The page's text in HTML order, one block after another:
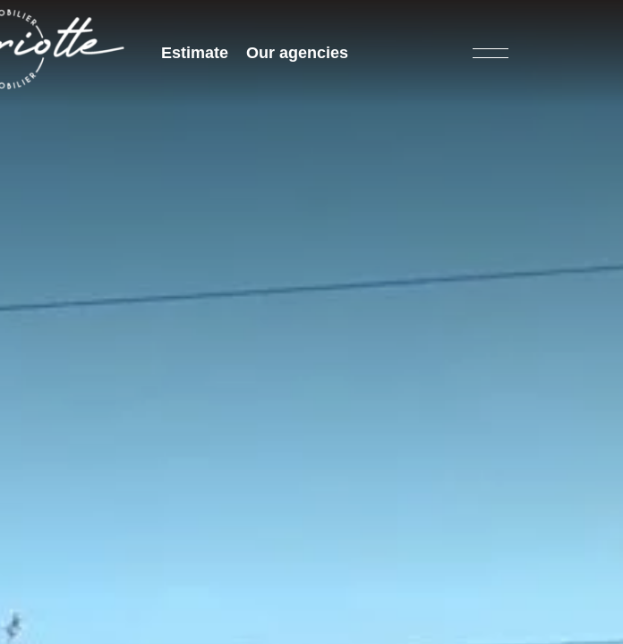
Estimate Our agencies